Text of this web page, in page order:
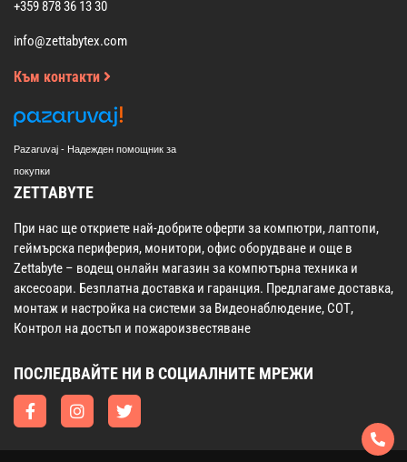
+359 878 36 13 30
info@zettabytex.com
Към контакти
Pazaruvaj - Надежден помощник за
покупки
ZETTABYTE
При нас ще откриете най-добрите оферти за компютри, лаптопи,
геймърска периферия, монитори, офис оборудване и още в
Zettabyte – водещ онлайн магазин за компютърна техника и
аксесоари. Безплатна доставка и гаранция. Предлагаме доставка,
монтаж и настройка на системи за Видеонаблюдение, СОТ,
Контрол на достъп и пожароизвестяване
ПОСЛЕДВАЙТЕ НИ В СОЦИАЛНИТЕ МРЕЖИ